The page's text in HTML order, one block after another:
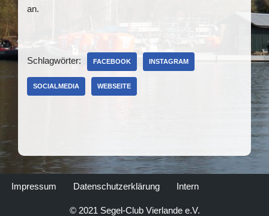
an.
Schlagwörter: FACEBOOK INSTAGRAM
SOCIALMEDIA WEBSEITE
Impressum Datenschutzerklärung Intern
© 2021 Segel-Club Vierlande e.V.